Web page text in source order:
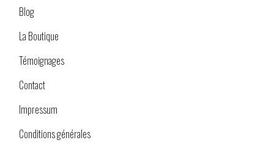
Blog
La Boutique
Témoignages
Contact
Impressum
Conditions générales